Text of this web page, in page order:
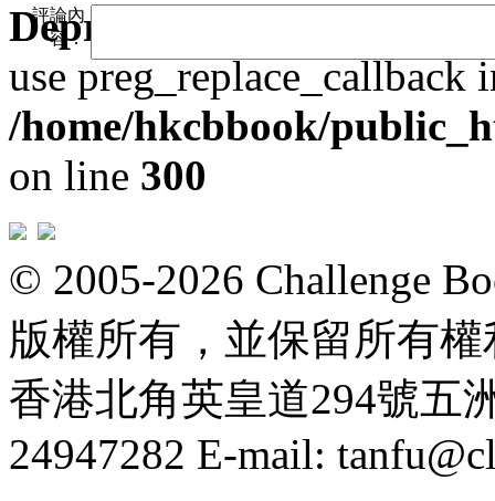
評論內
容：
Deprecated
use preg_replace_callback
/home/hkcbbook/
on line 300
© 2005-2026 Challenge
版權所有，並保留所有權
香港北角英皇道294號五
24947282 E-mail: